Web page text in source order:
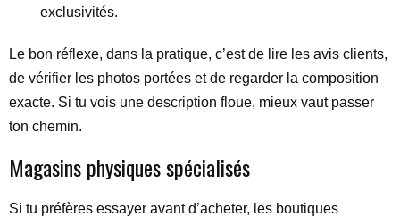
exclusivités.
Le bon réflexe, dans la pratique, c’est de lire les avis clients,
de vérifier les photos portées et de regarder la composition
exacte. Si tu vois une description floue, mieux vaut passer
ton chemin.
Magasins physiques spécialisés
Si tu préfères essayer avant d’acheter, les boutiques